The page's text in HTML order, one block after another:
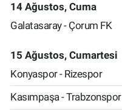
14 Ağustos, Cuma
Galatasaray - Çorum FK
15 Ağustos, Cumartesi
Konyaspor - Rizespor
Kasımpaşa - Trabzonspor